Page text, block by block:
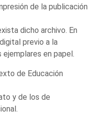
de la publicación
dicho archivo. En
previo a la
en papel.
de Educación
y de los de